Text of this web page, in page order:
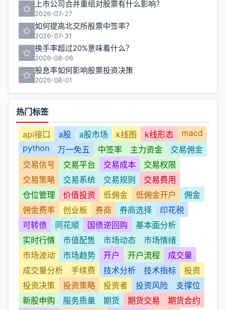
上市公司合并重组对股票有什么影响？
2026-07-27
如何提高北交所股票中签率？
2026-07-31
换手率超过20%意味着什么？
2026-08-06
股息率如何影响股票投资决策
2026-08-01
热门标签
api接口 a股 a股市场 k线图 k线形态
macd
python
万一免五 中签率 主力资金
交易佣金
交易信号
交易平台 交易成本
交易权限
交易策略
交易系统 交易规则
交易费用
仓位管理
价值投资 低佣金 低佣金开户
佣金
佣金费率
创业板 券商 券商选择
印花税
可转债
同花顺 国债逆回购
基本面分析
实时行情
市值配售 市场动态
市场情绪
市场波动
市场趋势 开户 开户流程
成交量
成交量分析
手续费 技术分析 技术指标
投资
投资决策
投资策略 投资者 投资风险
支撑位
新股申购
服务质量 期货 期货交易
期货合约